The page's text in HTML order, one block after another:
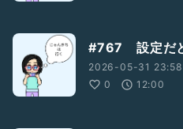
#767 設定だ
2026-05-31
0
12:00